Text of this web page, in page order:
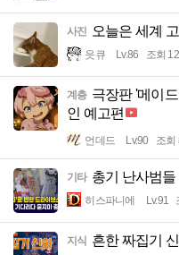
사진 오늘은 세계
읏큐 Lv.86 조회
계층 극장판 '메이
인 예고편
언데드 Lv.90 조회
기타 총기 난사범들
히스파니에 Lv.91
지식 흔한 짜집기